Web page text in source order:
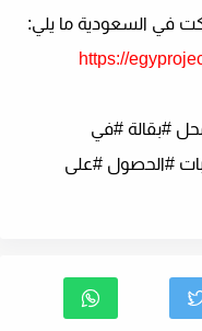
في السعودية ما يلي:
https://
#بقالة #في
#الحصول #على